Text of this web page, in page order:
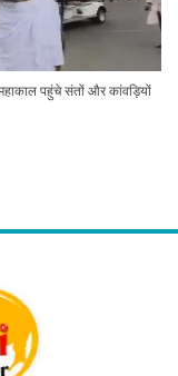
पहुंचे संतों और कांवड़ियों